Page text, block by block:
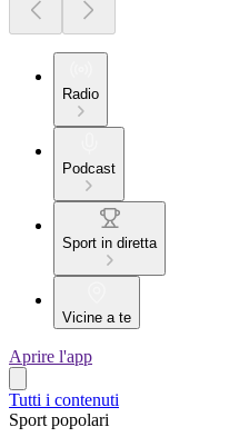
Radio
Podcast
Sport in diretta
Vicine a te
Aprire l'app
Tutti i contenuti
Sport popolari